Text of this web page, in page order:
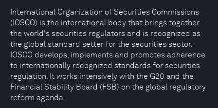
International Organization of Securities Commissions
(IOSCO) is the international body that brings together
the world's securities regulators and is recognized as
the global standard setter for the securities sector.
IOSCO develops, implements and promotes adherence
to internationally recognized standards for securities
regulation. It works intensively with the G20 and the
Financial Stability Board (FSB) on the global regulatory
reform agenda.